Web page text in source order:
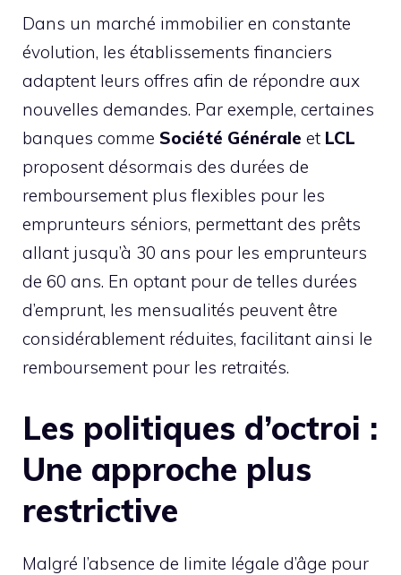
Dans un marché immobilier en constante
évolution, les établissements financiers
adaptent leurs offres afin de répondre aux
nouvelles demandes. Par exemple, certaines
banques comme Société Générale et LCL
proposent désormais des durées de
remboursement plus flexibles pour les
emprunteurs séniors, permettant des prêts
allant jusqu’à 30 ans pour les emprunteurs
de 60 ans. En optant pour de telles durées
d’emprunt, les mensualités peuvent être
considérablement réduites, facilitant ainsi le
remboursement pour les retraités.
Les politiques d’octroi :
Une approche plus
restrictive
Malgré l’absence de limite légale d’âge pour